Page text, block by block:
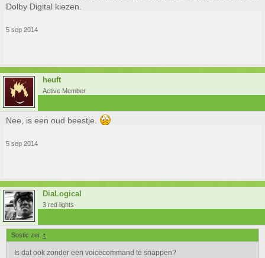
Dolby Digital kiezen.
5 sep 2014
heuft
Active Member
Nee, is een oud beestje.
5 sep 2014
DiaLogical
3 red lights
Sostic zei: ↑
Is dat ook zonder een voicecommand te snappen?